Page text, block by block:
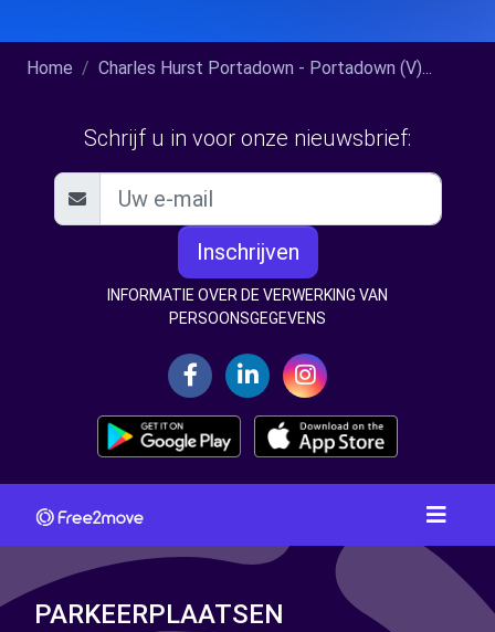
Home Charles Hurst Portadown - Portadown (V)...
Schrijf u in voor onze nieuwsbrief:
Inschrijven
INFORMATIE OVER DE VERWERKING VAN
PERSOONSGEGEVENS
PARKEERPLAATSEN